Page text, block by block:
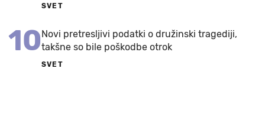
SVET
10Novi pretresljivi podatki o družinski tragediji,
takšne so bile poškodbe otrok
SVET